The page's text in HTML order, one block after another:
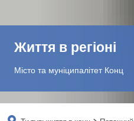
Життя в регіоні
Місто та муніципалітет Конц